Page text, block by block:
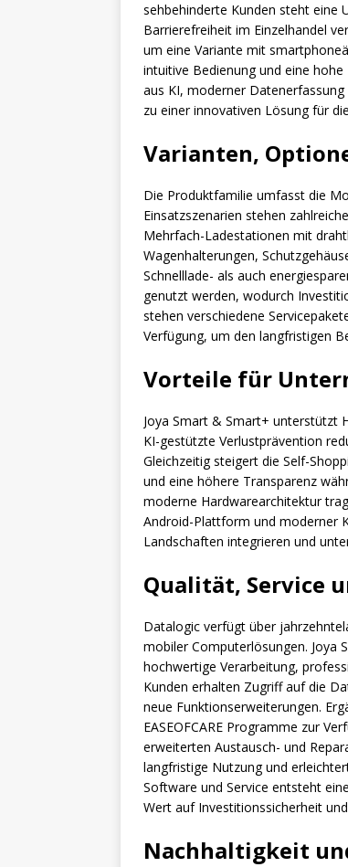
sehbehinderte Kunden steht eine
Barrierefreiheit im Einzelhandel
um eine Variante mit
intuitive Bedienung und eine
aus KI, moderner
zu einer innovativen Lösung für
Varianten,
Die Produktfamilie umfasst die
Einsatzszenarien stehen
Mehrfach-Ladestationen mit
Wagenhalterungen,
Schnelllade- als auch
genutzt werden, wodurch
stehen verschiedene
Verfügung, um den langfristigen
Vorteile für
Joya Smart & Smart+ unterstützt
KI-gestützte Verlustprävention
Gleichzeitig steigert die Self-
und eine höhere Transparenz
moderne Hardwarearchitektur
Android-Plattform und moderner
Landschaften integrieren und
Qualität, Service
Datalogic verfügt über
mobiler Computerlösungen. Joya
hochwertige Verarbeitung,
Kunden erhalten Zugriff auf die
neue Funktionserweiterungen.
EASEOFCARE Programme zur
erweiterten Austausch- und
langfristige Nutzung und
Software und Service entsteht
Wert auf Investitionssicherheit
Nachhaltigkeit